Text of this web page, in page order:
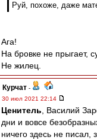
Руй, похоже, даже
Ага!
На бровке не прыгает,
Не жилец.
Курчат -
30 июл 2021 22:14
Ценитель , Василий
дни и вовсе
ничего здесь не